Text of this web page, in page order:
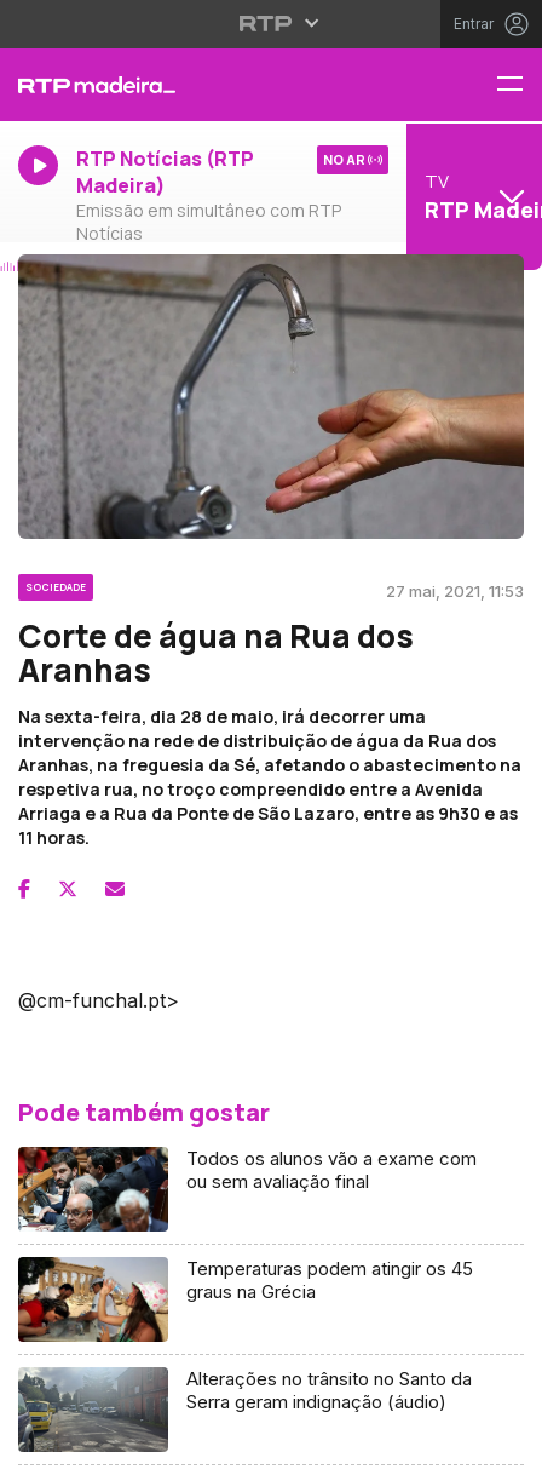
Entrar
RTP Notícias (RTP
Madeira)
Emissão em simultâneo com RTP
Notícias
NO AR
TV
RTP
SOCIEDADE 27 mai, 2021, 11:53
Corte de água na Rua dos
Aranhas
Na sexta-feira, dia 28 de maio, irá decorrer uma
intervenção na rede de distribuição de água da Rua dos
Aranhas, na freguesia da Sé, afetando o abastecimento na
respetiva rua, no troço compreendido entre a Avenida
Arriaga e a Rua da Ponte de São Lazaro, entre as 9h30 e as
11 horas.
@cm-funchal.pt>
Pode também gostar
Todos os alunos vão a exame com
ou sem avaliação final
Temperaturas podem atingir os 45
graus na Grécia
Alterações no trânsito no Santo da
Serra geram indignação (áudio)